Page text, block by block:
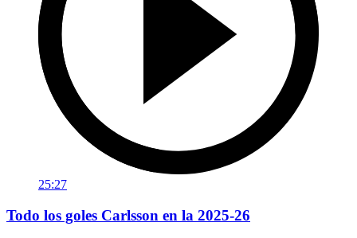
25:27
Todo los goles Carlsson en la 2025-26